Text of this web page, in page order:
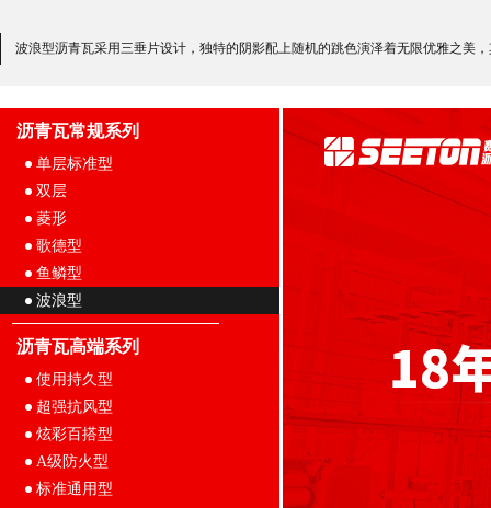
波浪型沥青瓦采用三垂片设计，独特的阴影配上随机的跳色演泽着无限优雅之美
沥青瓦常规系列
单层标准型
双层
菱形
歌德型
鱼鳞型
波浪型
沥青瓦高端系列
使用持久型
超强抗风型
炫彩百搭型
A级防火型
标准通用型